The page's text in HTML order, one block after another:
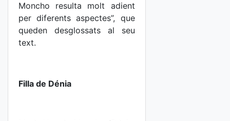
Moncho resulta molt adient
per diferents aspectes”, que
queden desglossats al seu
text.
Filla de Dénia